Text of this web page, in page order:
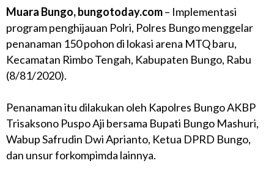
Muara Bungo, bungotoday.com– Implementasi
program penghijauan Polri, Polres Bungo menggelar
penanaman 150 pohon di lokasi arena MTQ baru,
Kecamatan Rimbo Tengah, Kabupaten Bungo, Rabu
(8/81/2020).
Penanaman itu dilakukan oleh Kapolres Bungo AKBP
Trisaksono Puspo Aji bersama Bupati Bungo Mashuri,
Wabup Safrudin Dwi Aprianto, Ketua DPRD Bungo,
dan unsur forkompimda lainnya.